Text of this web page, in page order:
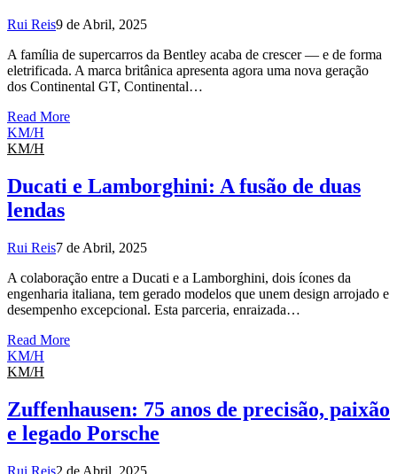
Rui Reis9 de Abril, 2025
A família de supercarros da Bentley acaba de crescer — e de forma
eletrificada. A marca britânica apresenta agora uma nova geração
dos Continental GT, Continental…
Read More
KM/H
KM/H
Ducati e Lamborghini: A fusão de duas
lendas
Rui Reis7 de Abril, 2025
A colaboração entre a Ducati e a Lamborghini, dois ícones da
engenharia italiana, tem gerado modelos que unem design arrojado e
desempenho excepcional. Esta parceria, enraizada…
Read More
KM/H
KM/H
Zuffenhausen: 75 anos de precisão, paixão
e legado Porsche
Rui Reis2 de Abril, 2025